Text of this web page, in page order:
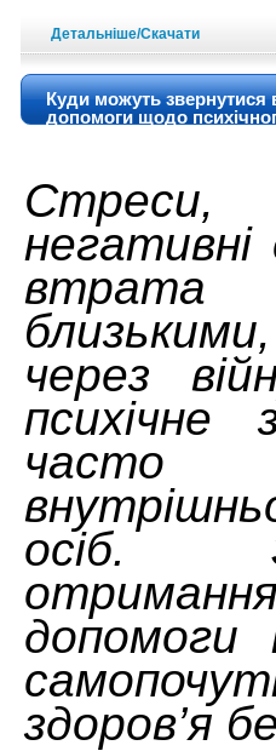
Детальніше/Скачати
Куди можуть звернутися
допомоги щодо
Стреси,
негативні
через
психічне
часто
осіб.
допомоги
здоров’я